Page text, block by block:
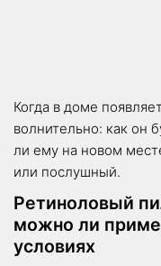
Когда в доме
волнительно: как он
ли ему на новом
или послушный.
Ретиноловый
можно ли
условиях